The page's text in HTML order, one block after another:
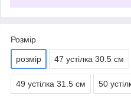
Розмір
розмір 47 устілка 30.5 см
49 устілка 31.5 см 50